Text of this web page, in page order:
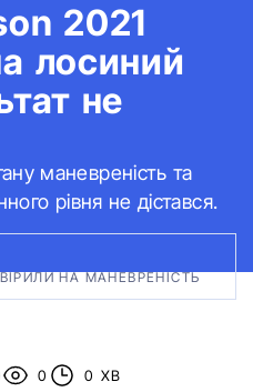
2021
лосиний
не
маневреність та
рівня не дістався.
НА МАНЕВРЕНІСТЬ
0 0 ХВ